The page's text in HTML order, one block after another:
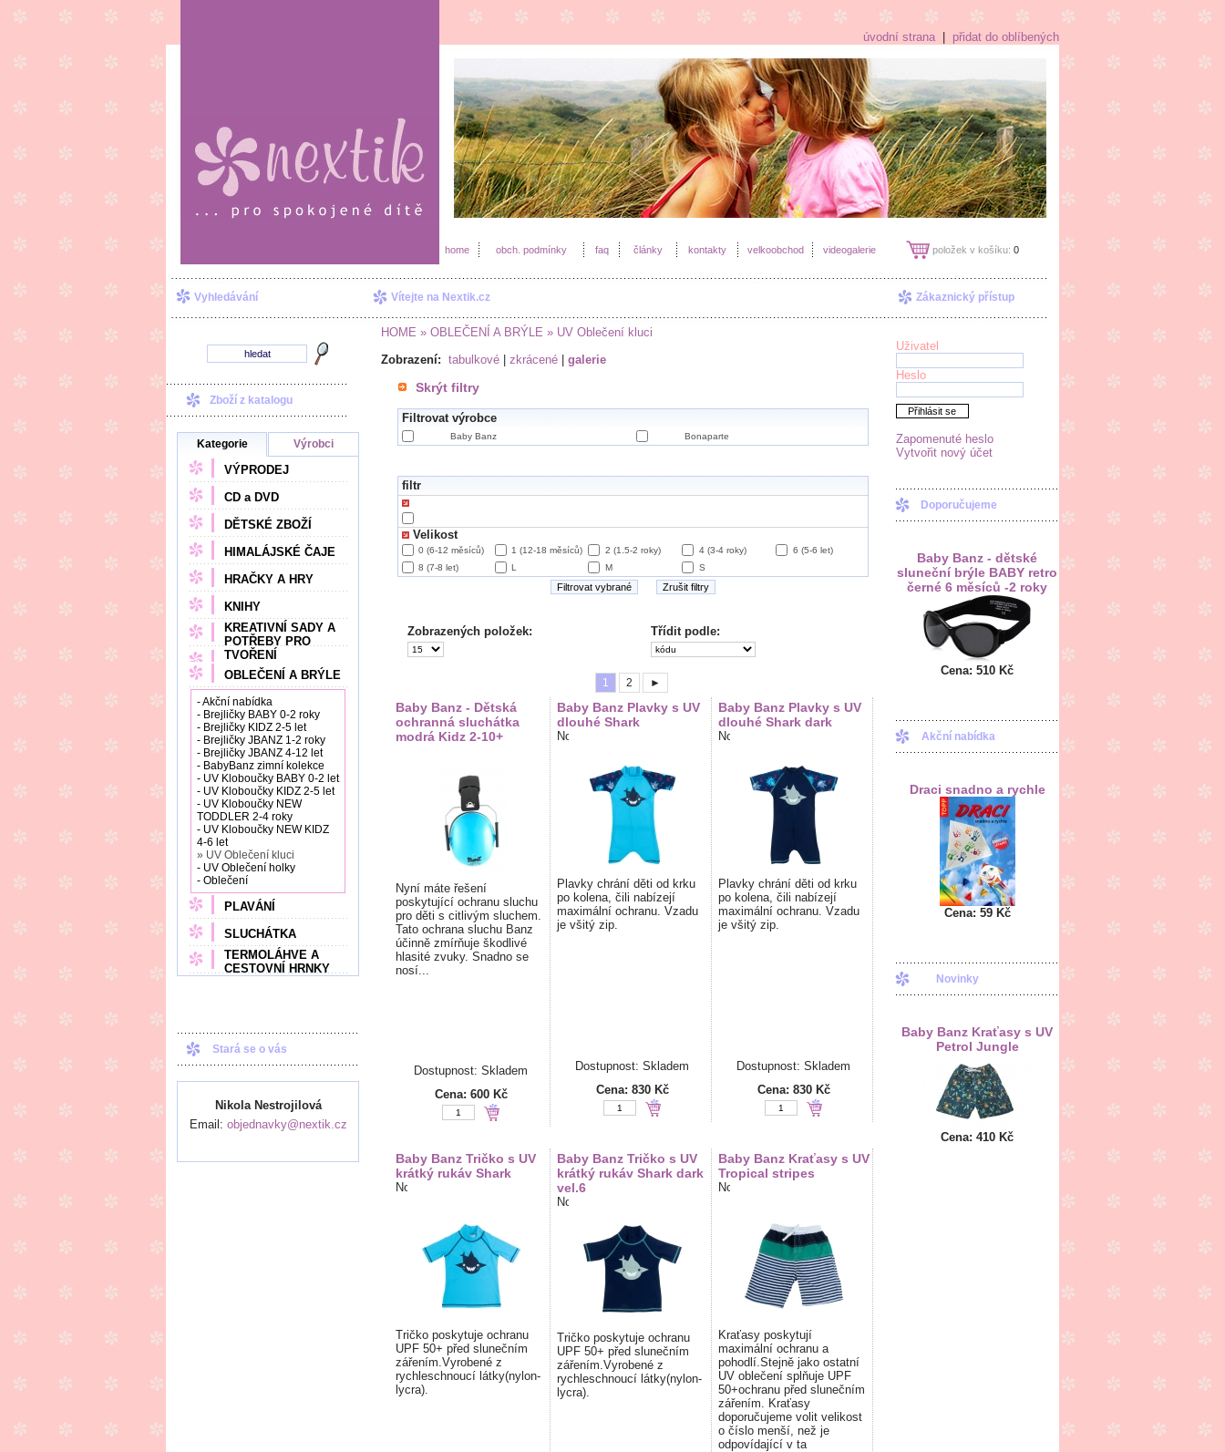
úvodní strana přidat do oblíbených
home obch. podmínky faq články kontakty velkoobchod videogalerie položek v košíku: 0
Vyhledávání Vítejte na Nextik.cz Zákaznický přístup
Zboží z katalogu
Kategorie Výrobci
VÝPRODEJ
CD a DVD
DĚTSKÉ ZBOŽÍ
HIMALÁJSKÉ ČAJE
HRAČKY A HRY
KNIHY
KREATIVNÍ SADY A
POTŘEBY PRO
TVOŘENÍ
OBLEČENÍ A BRÝLE
- Akční nabídka
- Brejličky BABY 0-2 roky
- Brejličky KIDZ 2-5 let
- Brejličky JBANZ 1-2 roky
- Brejličky JBANZ 4-12 let
- BabyBanz zimní kolekce
- UV Kloboučky BABY 0-2 let
- UV Kloboučky KIDZ 2-5 let
- UV Kloboučky NEW
TODDLER 2-4 roky
- UV Kloboučky NEW KIDZ
4-6 let
» UV Oblečení kluci
- UV Oblečení holky
- Oblečení
PLAVÁNÍ
SLUCHÁTKA
TERMOLÁHVE A
CESTOVNÍ HRNKY
Stará se o vás
Nikola Nestrojilová
Email: objednavky@nextik.cz
HOME » OBLEČENÍ A BRÝLE » UV Oblečení kluci
Zobrazení: tabulkové zkrácené galerie
Skrýt filtry
Filtrovat výrobce
Baby Banz Bonaparte
filtr
Velikost
0 (6-12 měsíců) 1 (12-18 měsíců) 2 (1.5-2 roky) 4 (3-4 roky)
6 (5-6 let)
8 (7-8 let)
L M S
Filtrovat vybrané Zrušit filtry
Zobrazených položek: Třídit podle:
1 2 ►
Baby Banz - Dětská
ochranná sluchátka
modrá Kidz 2-10+
Nyní máte řešení
poskytující ochranu sluchu
pro děti s citlivým sluchem.
Tato ochrana sluchu Banz
účinně zmírňuje škodlivé
hlasité zvuky. Snadno se
nosí...
Dostupnost: Skladem
Cena: 600 Kč
Baby Banz Plavky s UV
dlouhé Shark
Plavky chrání děti od krku
po kolena, čili nabízejí
maximální ochranu. Vzadu
je všitý zip.
Dostupnost: Skladem
Cena: 830 Kč
Baby Banz Plavky s UV
dlouhé Shark dark
Plavky chrání děti od krku
po kolena, čili nabízejí
maximální ochranu. Vzadu
je všitý zip.
Dostupnost: Skladem
Cena: 830 Kč
Baby Banz Tričko s UV
krátký rukáv Shark
Tričko poskytuje ochranu
UPF 50+ před slunečním
zářením.Vyrobené z
rychleschnoucí látky(nylon-
lycra).
Baby Banz Tričko s UV
krátký rukáv Shark dark
vel.6
Tričko poskytuje ochranu
UPF 50+ před slunečním
zářením.Vyrobené z
rychleschnoucí látky(nylon-
lycra).
Baby Banz Kraťasy s UV
Tropical stripes
Kraťasy poskytují
maximální ochranu a
pohodlí.Stejně jako ostatní
UV oblečení splňuje UPF
50+ochranu před slunečním
zářením. Kraťasy
doporučujeme volit velikost
o číslo menší, než je
odpovídající v ta
Uživatel
Heslo
Přihlásit se
Zapomenuté heslo
Vytvořit nový účet
Doporučujeme
Baby Banz - dětské
sluneční brýle BABY retro
černé 6 měsíců -2 roky
Cena: 510 Kč
Akční nabídka
Draci snadno a rychle
Cena: 59 Kč
Novinky
Baby Banz Kraťasy s UV
Petrol Jungle
Cena: 410 Kč